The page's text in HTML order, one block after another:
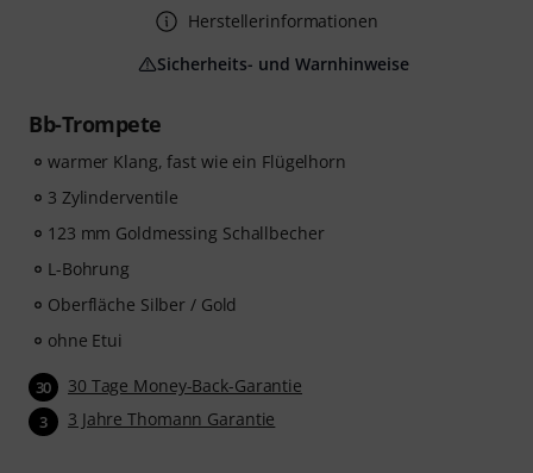
Bb-Trompete
warmer Klang, fast wie ein Flügelhorn
3 Zylinderventile
123 mm Goldmessing Schallbecher
L-Bohrung
Oberfläche Silber / Gold
ohne Etui
30 30 Tage Money-Back-Garantie
3 3 Jahre Thomann Garantie
Herstellerinformationen
Sicherheits- und Warnhinweise